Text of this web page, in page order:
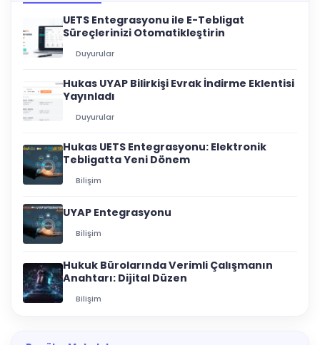
UETS Entegrasyonu ile E-Tebligat
Süreçlerinizi Otomatikleştirin
Duyurular
Hukas UYAP Bilirkişi Evrak İndirme Eklentisi
Yayınladı
Duyurular
Hukas UETS Entegrasyonu: Elektronik
Tebligatta Yeni Dönem
Bilişim
UYAP Entegrasyonu
Bilişim
Hukuk Bürolarında Verimli Çalışmanın
Anahtarı: Dijital Düzen
Bilişim